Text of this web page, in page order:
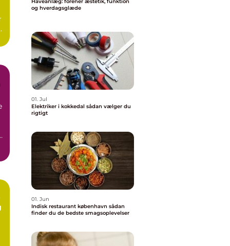
og hverdagsglæde
01. Jul
Elektriker i kokkedal sådan vælger du
rigtigt
01. Jun
Indisk restaurant københavn sådan
finder du de bedste smagsoplevelser